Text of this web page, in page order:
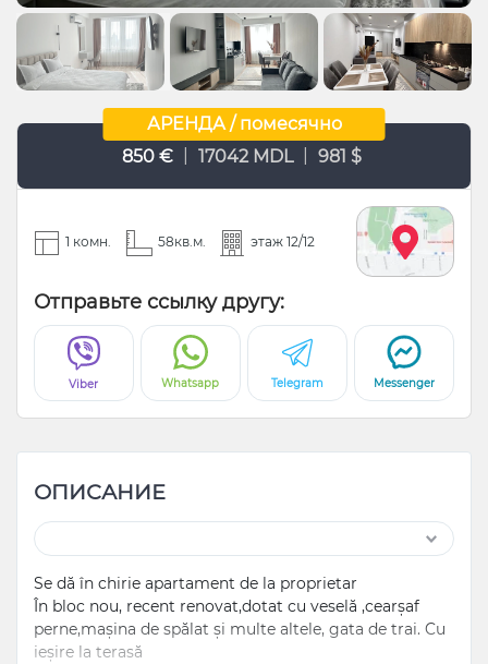
АРЕНДА / помесячно
850 €
17042 MDL 981 $
1 комн. 58кв.м. этаж 12/12
Отправьте ссылку другу:
Viber Whatsapp Telegram Messenger
ОПИСАНИЕ
Se dă în chirie apartament de la proprietar
În bloc nou, recent renovat,dotat cu veselă ,cearșaf
perne,mașina de spălat și multe altele, gata de trai. Cu
ieșire la terasă